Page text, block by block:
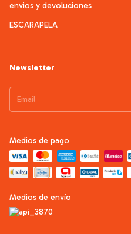
envios y devoluciones
ESCARAPELA
Newsletter
Medios de pago
Medios de envío